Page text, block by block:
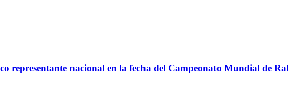
representante nacional en la fecha del Campeonato Mundial de